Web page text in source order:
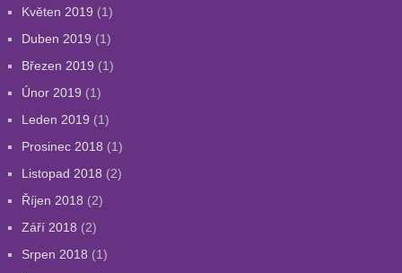
Květen 2019 (1)
Duben 2019 (1)
Březen 2019 (1)
Únor 2019 (1)
Leden 2019 (1)
Prosinec 2018 (1)
Listopad 2018 (2)
Říjen 2018 (2)
Září 2018 (2)
Srpen 2018 (1)